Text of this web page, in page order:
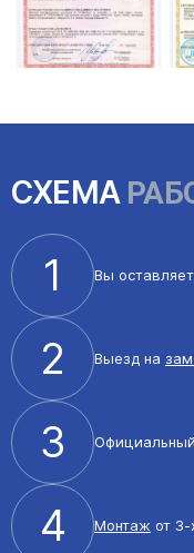
СХЕМА
1 Вы
2 Выезд на
3 Официальный
4 Монтаж от